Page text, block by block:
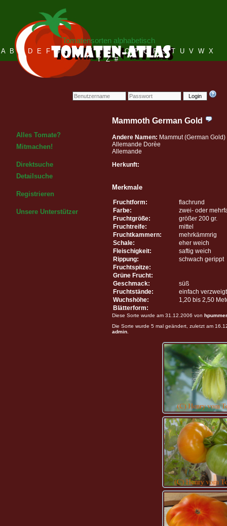
Login
Tomatensorten alphabetisch
A B C D E F G H I J K L M N O P Q R S T U V W X
Y Z #
Alles Tomate?
Mitmachen!
Direktsuche
Detailsuche
Registrieren
Unsere Unterstützer
Mammoth German Gold
Andere Namen: Mammut (German Gold)
Allemande Dorèe
Allemande
Herkunft:
Merkmale
Fruchtform:
flachrund
Farbe:
zwei- oder
Fruchtgröße:
größer 200 gr.
Fruchtreife:
mittel
Fruchtkammern:
mehrkämmrig
Schale:
eher weich
Fleischigkeit:
saftig weich
Rippung:
schwach gerippt
Fruchtspitze:
Grüne Frucht:
Geschmack:
süß
Fruchtstände:
einfach verzweigt
Wuchshöhe:
1,20 bis 2,50
Blätterform:
Diese Sorte wurde am 31.12.2006 von hpummer
Die Sorte wurde 5 mal geändert, zuletzt am
admin